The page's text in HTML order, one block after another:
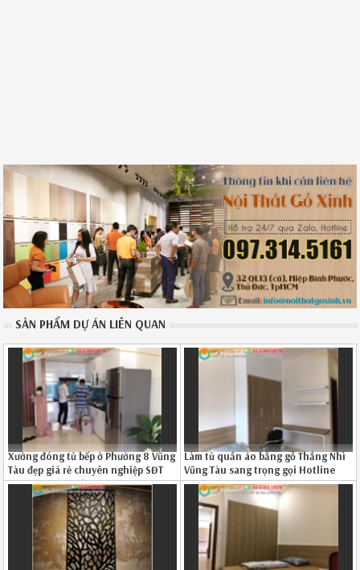
SẢN PHẨM DỰ ÁN LIÊN QUAN
Xưởng đóng tủ bếp ở Phường 8 Vũng
Tàu đẹp giá rẻ chuyên nghiệp SĐT
08.6789.5828 1426191VA
Làm tủ quần áo bằng gỗ Thắng Nhì
Vũng Tàu sang trọng gọi Hotline
086.789.5828